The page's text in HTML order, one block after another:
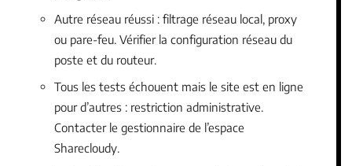
Autre réseau réussi : filtrage réseau local, proxy
ou pare-feu. Vérifier la configuration réseau du
poste et du routeur.
Tous les tests échouent mais le site est en ligne
pour d’autres : restriction administrative.
Contacter le gestionnaire de l’espace
Sharecloudy.